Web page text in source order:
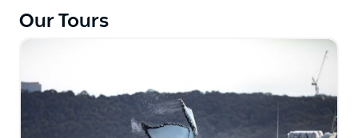
マンがおり、ツアー中に撮影したクジラの高画質写真
この家族向けのツアーでは、すべてのツアーでクジラの
目撃を保証しています。
Googleとトリップアドバイザーで5つ星評価を獲得
し、2025年にはツーリズム・スター・アワードを受賞
Our Tours